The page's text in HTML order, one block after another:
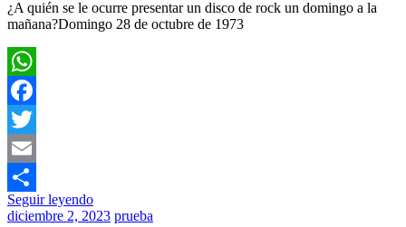
¿A quién se le ocurre presentar un disco de rock un domingo a la
mañana?Domingo 28 de octubre de 1973
WhatsApp
Facebook
Twitter
Email
Compartir
Seguir leyendo
diciembre 2, 2023 prueba